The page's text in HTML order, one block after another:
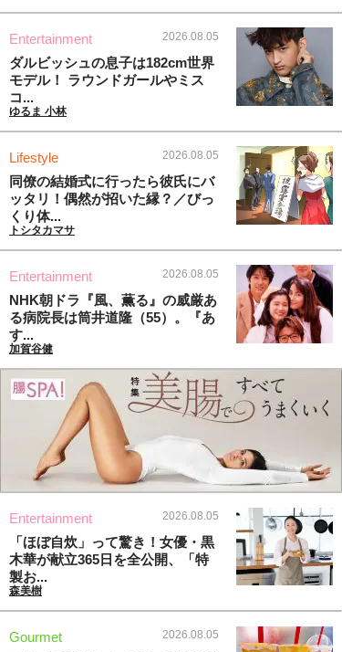
Entertainment 2026.08.05
ダルビッシュの息子は182cm世界
モデル！ ラウンドガールやミス
コ...
ゆるま 小林
Lifestyle 2026.08.05
同僚の結婚式に行ったら彼氏にバ
ッタリ！偶然が招いた縁？／びっ
くり体...
トシタカマサ
Entertainment 2026.08.05
NHK朝ドラ『風、薫る』の威厳あ
る病院長は筒井道隆（55）。『あ
す...
加賀谷健
Entertainment 2026.08.05
「ほぼ自炊」って驚き！女優・黒
木華が献立365日を全公開、「特
製お...
森美樹
Gourmet 2026.08.05